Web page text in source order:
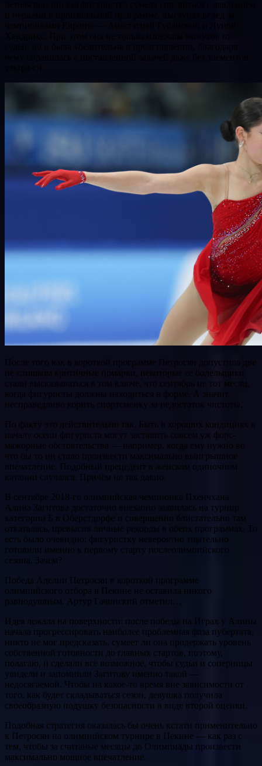
После того как в короткой программе Петросян допустила две
не слишком критичные помарки, некоторые её болельщики
стали высказываться в том ключе, что сентябрь не тот месяц,
когда фигуристы должны находиться в форме. А значит,
несправедливо корить спортсменку за недостаток чистоты.
По факту это действительно так. Быть в хороших кондициях к
началу осени фигуриста могут заставить совсем уж форс-
мажорные обстоятельства — например, когда ему нужно во
что бы то ни стало произвести максимально выигрышное
впечатление. Подобный прецедент в женском одиночном
катании случался. Причём не так давно.
В сентябре 2018-го олимпийская чемпионка Пхёнчхана
Алина Загитова достаточно внезапно заявилась на турнир
категории Б в Оберстдорфе и совершенно блистательно там
откаталась, превысив личные рекорды в обеих программах. То
есть было очевидно: фигуристку невероятно тщательно
готовили именно к первому старту послеолимпийского
сезона. Зачем?
Победа Аделии Петросян в короткой программе
олимпийского отбора в Пекине не оставила никого
равнодушным. Артур Гачинский отметил…
Идея лежала на поверхности: после победы на Играх у Алины
начала прогрессировать наиболее проблемная фаза пубертата,
никто не мог предсказать, сумеет ли она продержать уровень
собственной готовности до главных стартов, поэтому,
полагаю, и сделали всё возможное, чтобы судьи и соперницы
увидели и запомнили Загитову именно такой —
недосягаемой. Чтобы на какое-то время вне зависимости от
того, как будет складываться сезон, девушка получила
своеобразную подушку безопасности в виде второй оценки.
Подобная стратегия оказалась бы очень кстати применительно
к Петросян на олимпийском турнире в Пекине — как раз с
тем, чтобы за считаные месяцы до Олимпиады произвести
максимально мощное впечатление.